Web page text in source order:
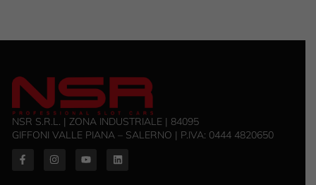
NSR S.R.L. | ZONA INDUSTRIALE | 84095
GIFFONI VALLE PIANA – SALERNO | P.IVA: ‭0444 4820650‬